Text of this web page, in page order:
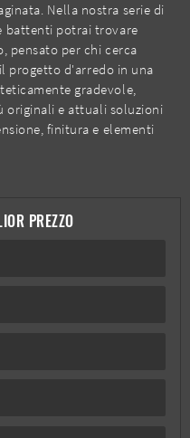
PREZZO
Nella nostra serie di
battenti potrai trovare
pensato per chi cerca
progetto d'arredo in una
gradevole,
originali e attuali soluzioni
finitura e elementi